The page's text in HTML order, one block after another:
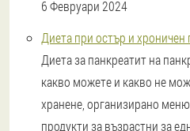
6 Февруари 2024
Диета при остър и хроничен
Диета за панкреатит на
какво можете и какво не
хранене, организирано
продукти за възрастни за